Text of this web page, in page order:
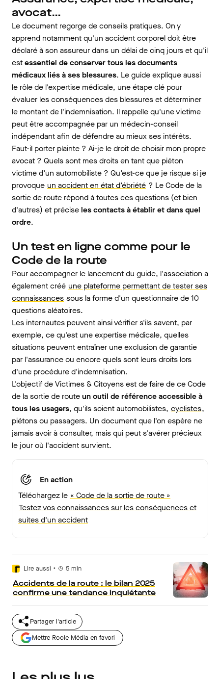
avocat…
Le document regorge de conseils pratiques. On y
apprend notamment qu'un accident corporel doit être
déclaré à son assureur dans un délai de cinq jours et qu'il
estessentiel de conserver tous les documents
médicaux liés à ses blessures. Le guide explique aussi
le rôle de l'expertise médicale, une étape clé pour
évaluer les conséquences des blessures et déterminer
le montant de l'indemnisation. Il rappelle qu'une victime
peut être accompagnée par un médecin-conseil
indépendant afin de défendre au mieux ses intérêts.
Faut-il porter plainte ? Ai-je le droit de choisir mon propre
avocat ? Quels sont mes droits en tant que piéton
victime d’un automobiliste ? Qu’est-ce que je risque si je
provoque un accident en état d’ébriété ? Le Code de la
sortie de route répond à toutes ces questions (et bien
d'autres) et préciseles contacts à établir et dans quel
ordre.
Un test en ligne comme pour le
Code de la route
Pour accompagner le lancement du guide, l'association a
également créé une plateforme permettant de tester ses
connaissances sous la forme d'un questionnaire de 10
questions aléatoires.
Les internautes peuvent ainsi vérifier s'ils savent, par
exemple, ce qu'est une expertise médicale, quelles
situations peuvent entraîner une exclusion de garantie
par l'assurance ou encore quels sont leurs droits lors
d'une procédure d'indemnisation.
L'objectif de Victimes & Citoyens est de faire de ce Code
de la sortie de routeun outil de référence accessible à
tous les usagers, qu'ils soient automobilistes, cyclistes,
piétons ou passagers. Un document que l'on espère ne
jamais avoir à consulter, mais qui peut s'avérer précieux
le jour où l'accident survient.
En action
Téléchargez le « Code de la sortie de route »
Testez vos connaissances sur les conséquences et
suites d'un accident
Lire aussi • 5 min
Accidents de la route : le bilan 2025
confirme une tendance inquiétante
Partager l'article
Mettre Roole Média en favori